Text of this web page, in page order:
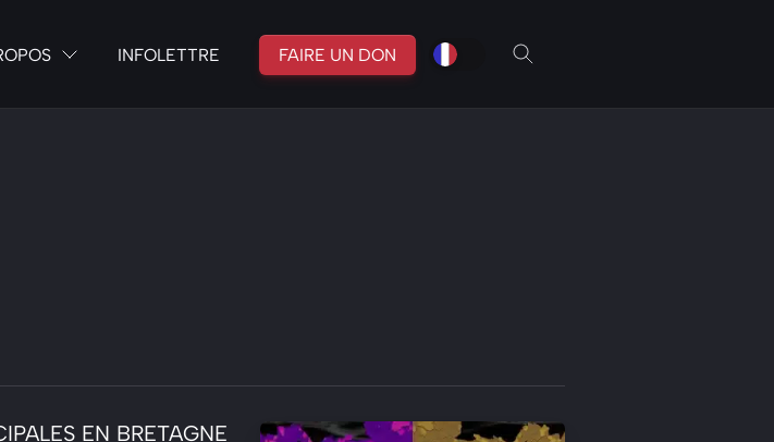
INFOLETTRE FAIRE UN DON br
EN BRETAGNE